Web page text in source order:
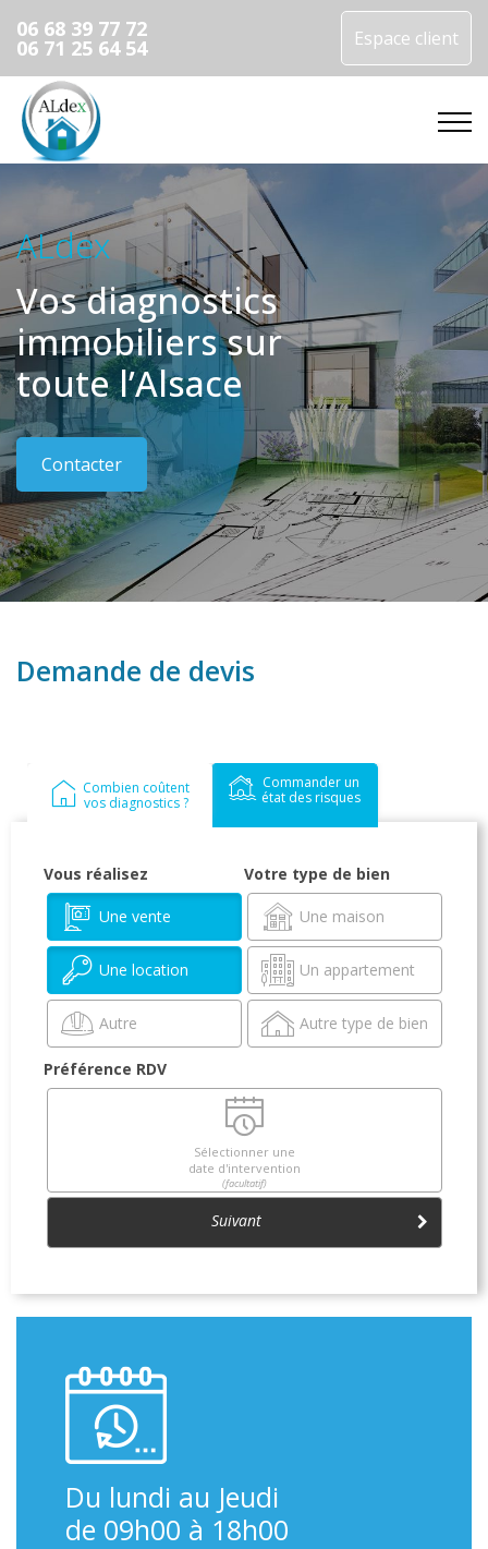
06 68 39 77 72
06 71 25 64 54 Espace client
ALdex
Vos diagnostics
immobiliers sur
toute l’Alsace
Contacter
Demande de devis
Combien coûtent
vos diagnostics ?
Commander un
état des risques
Vous réalisez
Une vente
Une location
Autre
Votre type de bien
Une maison
Un appartement
Autre type de bien
Préférence RDV
Sélectionner une
date d'intervention
(facultatif)
Suivant
Du lundi au Jeudi
de 09h00 à 18h00